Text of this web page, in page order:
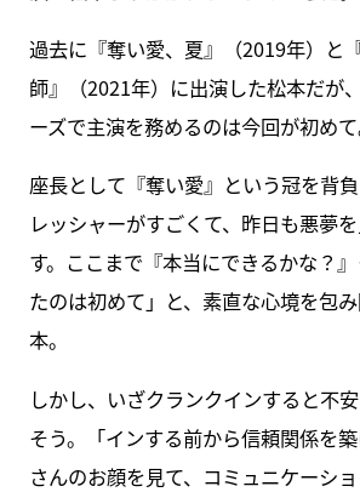
過去に『奪い愛、夏』（2019年）と
師』（2021年）に出演した松本だが
ーズで主演を務めるのは今回が初めて
座長として『奪い愛』という冠を背
レッシャーがすごくて、昨日も悪夢
す。ここまで『本当にできるかな？
たのは初めて」と、素直な心境を包
本。
しかし、いざクランクインすると不
そう。「インする前から信頼関係を
さんのお顔を見て、コミュニケーシ